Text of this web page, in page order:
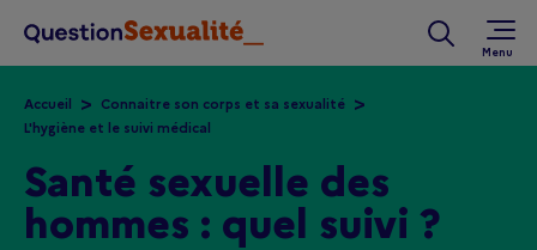
Accueil
Connaitre son corps et sa sexualité
L'hygiène et le suivi médical
Santé sexuelle des
hommes : quel suivi ?